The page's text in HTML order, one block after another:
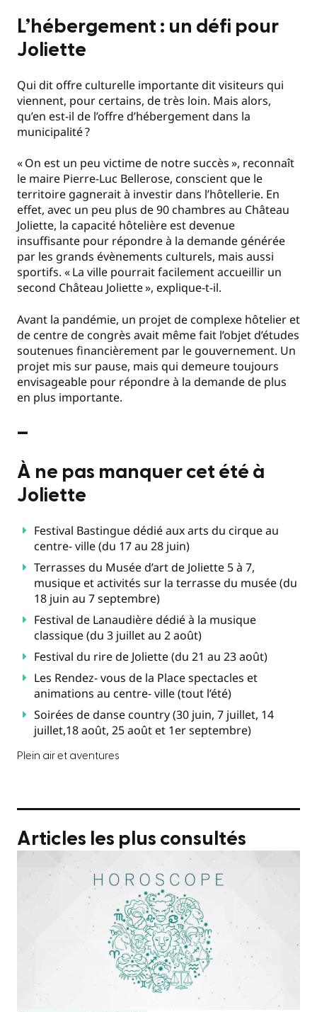
L’hébergement : un défi pour
Joliette
Qui dit offre culturelle importante dit visiteurs qui
viennent, pour certains, de très loin. Mais alors,
qu’en est-il de l’offre d’hébergement dans la
municipalité?
«On est un peu victime de notre succès», reconnaît
le maire Pierre-Luc Bellerose, conscient que le
territoire gagnerait à investir dans l’hôtellerie. En
effet, avec un peu plus de 90 chambres au Château
Joliette, la capacité hôtelière est devenue
insuffisante pour répondre à la demande générée
par les grands évènements culturels, mais aussi
sportifs. «La ville pourrait facilement accueillir un
second Château Joliette», explique-t-il.
Avant la pandémie, un projet de complexe hôtelier et
de centre de congrès avait même fait l’objet d’études
soutenues financièrement par le gouvernement. Un
projet mis sur pause, mais qui demeure toujours
envisageable pour répondre à la demande de plus
en plus importante.
–
À ne pas manquer cet été à
Joliette
Festival Bastingue dédié aux arts du cirque au
centre- ville (du 17 au 28 juin)
Terrasses du Musée d’art de Joliette 5 à 7,
musique et activités sur la terrasse du musée (du
18 juin au 7 septembre)
Festival de Lanaudière dédié à la musique
classique (du 3 juillet au 2 août)
Festival du rire de Joliette (du 21 au 23 août)
Les Rendez- vous de la Place spectacles et
animations au centre- ville (tout l’été)
Soirées de danse country (30 juin, 7 juillet, 14
juillet,18 août, 25 août et 1er septembre)
Plein air et aventures
Articles les plus consultés